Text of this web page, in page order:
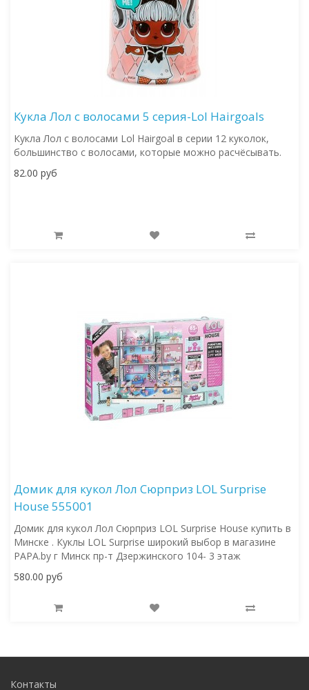
Кукла Лол с волосами 5 серия-Lol Hairgoals
Кукла Лол с волосами Lol Hairgoal в серии 12 куколок,
большинство с волосами, которые можно расчёсывать.
82.00 руб
Домик для кукол Лол Сюрприз LOL Surprise
House 555001
Домик для кукол Лол Сюрприз LOL Surprise House купить в
Минске . Куклы LOL Surprise широкий выбор в магазине
PAPA.by г Минск пр-т Дзержинского 104- 3 этаж
580.00 руб
Контакты